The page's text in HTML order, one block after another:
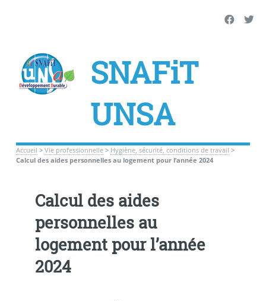
SNAFiT
UNSA
Accueil > Vie professionnelle> Hygiène, sécurité, conditions de travail >
Calcul des aides personnelles au logement pour l’année 2024
Calcul des aides
personnelles au
logement pour l’année
2024